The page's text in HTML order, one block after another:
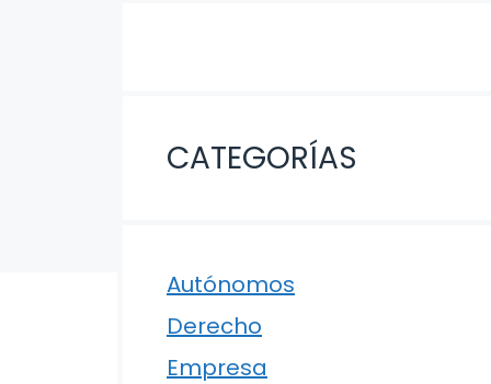
CATEGORÍAS
Autónomos
Derecho
Empresa